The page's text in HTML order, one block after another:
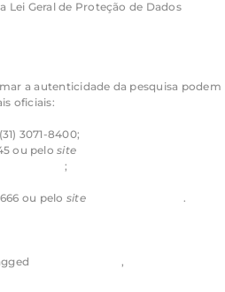
Lei Geral de Proteção de Dados
a autenticidade da pesquisa podem
oficiais:
3071-8400;
ou pelosite
;
ou pelo site gov.br/investidor.
,